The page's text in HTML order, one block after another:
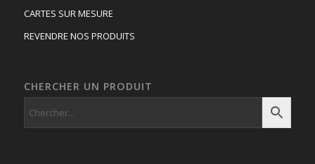
CARTES SUR MESURE
REVENDRE NOS PRODUITS
CHERCHER UN PRODUIT